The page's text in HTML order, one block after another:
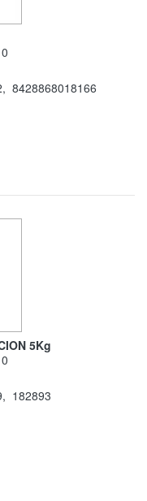
, 8428868018166
5Kg
, 182893